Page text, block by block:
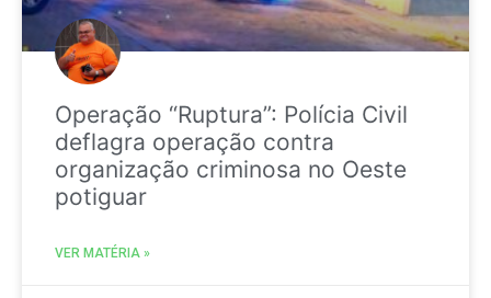
Operação “Ruptura”: Polícia Civil
deflagra operação contra
organização criminosa no Oeste
potiguar
VER MATÉRIA »